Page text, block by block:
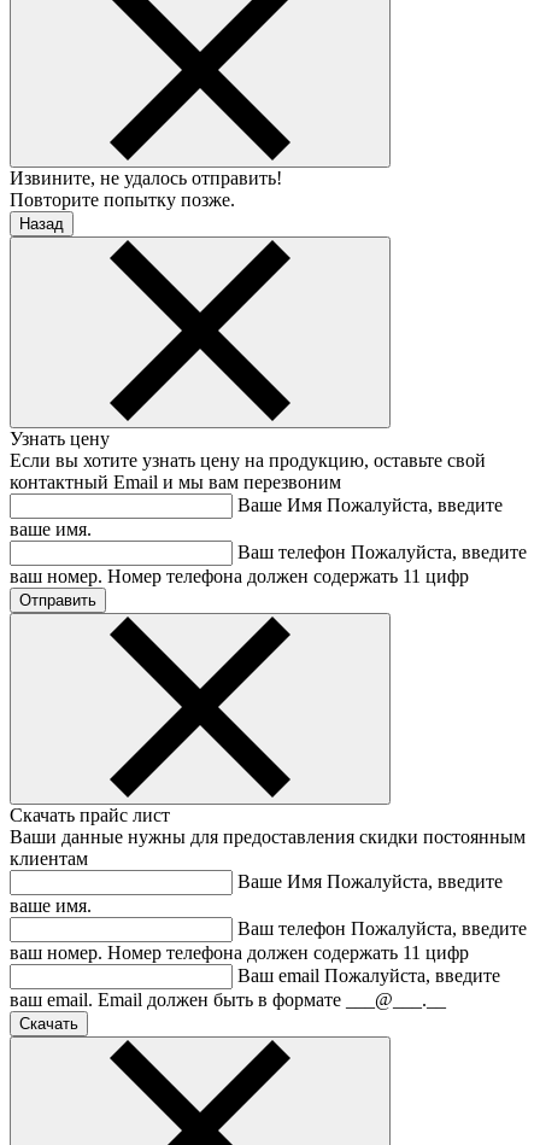
Извините, не удалось отправить!
Повторите попытку позже.
Назад
Узнать цену
Если вы хотите узнать цену на продукцию, оставьте свой
контактный Email и мы вам перезвоним
Ваше Имя Пожалуйста, введите
ваше имя.
Ваш телефон Пожалуйста, введите
ваш номер. Номер телефона должен содержать 11 цифр
Скачать прайс лист
Ваши данные нужны для предоставления скидки постоянным
клиентам
Ваше Имя Пожалуйста, введите
ваше имя.
Ваш телефон Пожалуйста, введите
ваш номер. Номер телефона должен содержать 11 цифр
Ваш email Пожалуйста, введите
ваш email. Email должен быть в формате ___@___.__